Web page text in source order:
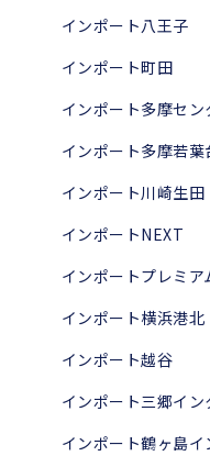
インポート八王子
インポート町田
インポート多摩セン
インポート多摩若葉
インポート川崎生田
インポートNEXT
インポートプレミア
インポート横浜港北
インポート越谷
インポート三郷イン
インポート鶴ヶ島イ